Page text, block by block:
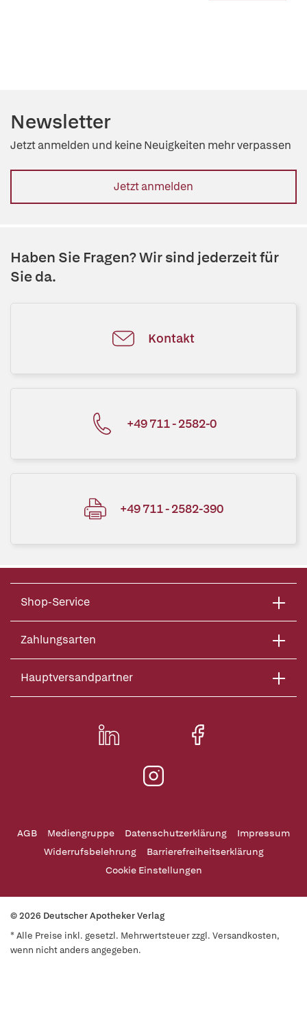
Newsletter
Jetzt anmelden und keine Neuigkeiten mehr verpassen
Jetzt anmelden
Haben Sie Fragen? Wir sind jederzeit für
Sie da.
Kontakt
+49 711 - 2582-0
+49 711 - 2582-390
Shop-Service
Zahlungsarten
Hauptversandpartner
AGB Mediengruppe Datenschutzerklärung
Impressum
Widerrufsbelehrung
Barrierefreiheitserklärung
Cookie Einstellungen
© 2026 Deutscher Apotheker Verlag
* Alle Preise inkl. gesetzl. Mehrwertsteuer zzgl. Versandkosten,
wenn nicht anders angegeben.